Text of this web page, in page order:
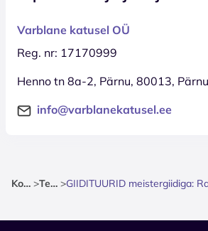
Varblane katusel OÜ
Reg. nr: 17170999
Henno tn 8a-2, Pärnu, 80013,
info@varblanekatusel.ee
Kotisivu > Teatteri >